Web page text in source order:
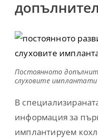
Постоянното
слуховите имплантати
В
информация за
имплантируем